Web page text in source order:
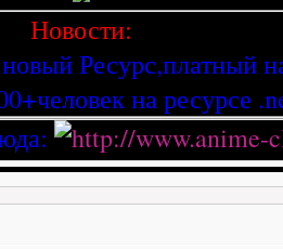
Новости:
Ресурс,платный
на ресурсе